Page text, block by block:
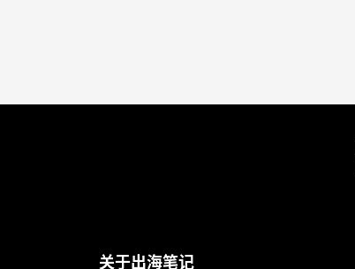
关于出海笔记